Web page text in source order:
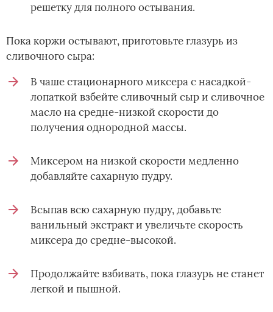
решетку для полного остывания.
Пока коржи остывают, приготовьте глазурь из
сливочного сыра:
В чаше стационарного миксера с насадкой-
лопаткой взбейте сливочный сыр и сливочное
масло на средне-низкой скорости до
получения однородной массы.
Миксером на низкой скорости медленно
добавляйте сахарную пудру.
Всыпав всю сахарную пудру, добавьте
ванильный экстракт и увеличьте скорость
миксера до средне-высокой.
Продолжайте взбивать, пока глазурь не станет
легкой и пышной.